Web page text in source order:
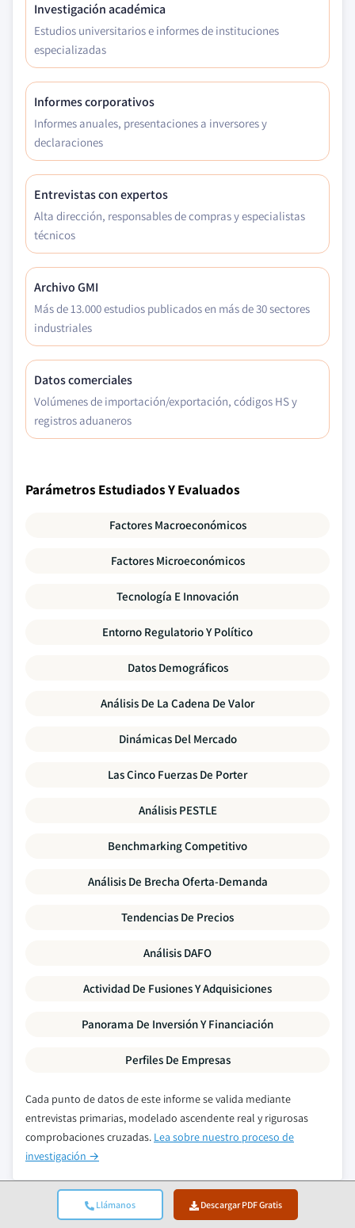
Llámanos Descargar PDF Gratis
Investigación académica
Estudios universitarios e informes de instituciones
especializadas
Informes corporativos
Informes anuales, presentaciones a inversores y
declaraciones
Entrevistas con expertos
Alta dirección, responsables de compras y especialistas
técnicos
Archivo GMI
Más de 13.000 estudios publicados en más de 30 sectores
industriales
Datos comerciales
Volúmenes de importación/exportación, códigos HS y
registros aduaneros
Parámetros Estudiados Y Evaluados
Factores Macroeconómicos
Factores Microeconómicos
Tecnología E Innovación
Entorno Regulatorio Y Político
Datos Demográficos
Análisis De La Cadena De Valor
Dinámicas Del Mercado
Las Cinco Fuerzas De Porter
Análisis PESTLE
Benchmarking Competitivo
Análisis De Brecha Oferta-Demanda
Tendencias De Precios
Análisis DAFO
Actividad De Fusiones Y Adquisiciones
Panorama De Inversión Y Financiación
Perfiles De Empresas
Cada punto de datos de este informe se valida mediante
entrevistas primarias, modelado ascendente real y rigurosas
comprobaciones cruzadas. Lea sobre nuestro proceso de
investigación →